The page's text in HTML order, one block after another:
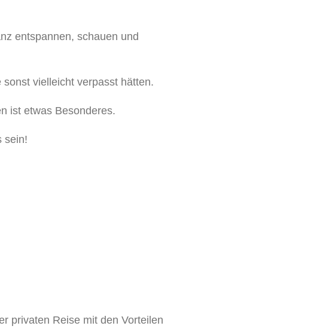
entspannen, schauen und
vielleicht verpasst hätten.
ist etwas Besonderes.
sein!
privaten Reise mit den Vorteilen